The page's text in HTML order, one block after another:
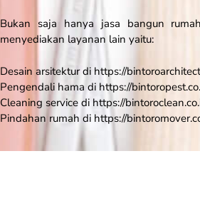
Bukan saja hanya jasa bangun
menyediakan layanan lain yaitu:
Desain arsitektur di https://
Pengendali hama di https://
Cleaning service di https://
Pindahan rumah di https://